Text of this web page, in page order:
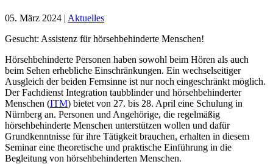
05. März 2024 | Aktuelles
Gesucht: Assistenz für hörsehbehinderte Menschen!
Hörsehbehinderte Personen haben sowohl beim Hören als auch
beim Sehen erhebliche Einschränkungen. Ein wechselseitiger
Ausgleich der beiden Fernsinne ist nur noch eingeschränkt möglich.
Der Fachdienst Integration taubblinder und hörsehbehinderter
Menschen (ITM) bietet von 27. bis 28. April eine Schulung in
Nürnberg an. Personen und Angehörige, die regelmäßig
hörsehbehinderte Menschen unterstützen wollen und dafür
Grundkenntnisse für ihre Tätigkeit brauchen, erhalten in diesem
Seminar eine theoretische und praktische Einführung in die
Begleitung von hörsehbehinderten Menschen.